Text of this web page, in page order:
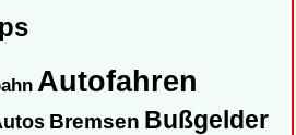
Autofahren
Bremsen Bußgelder